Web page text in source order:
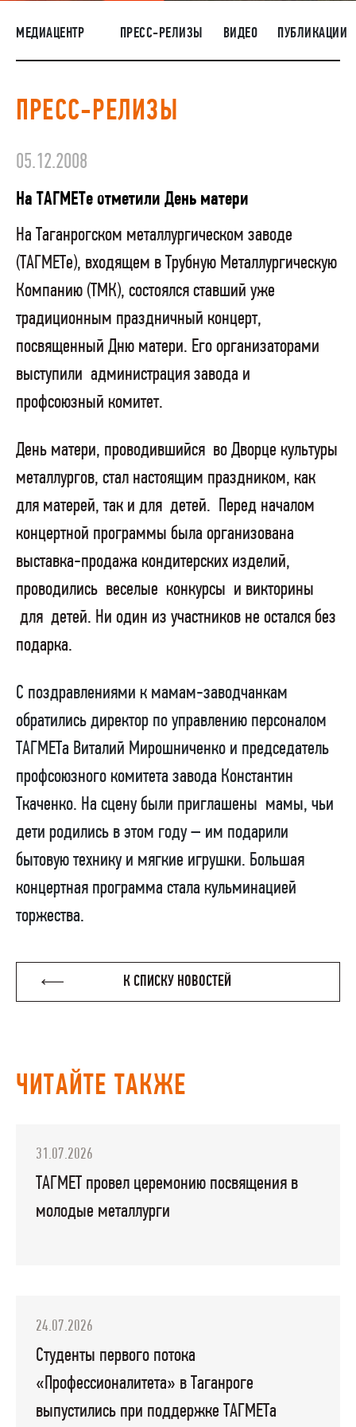
НАШИ ЛЮДИ
ОКРУЖАЮЩАЯ СРЕДА
ЗАКУПКИ
МЕДИАЦЕНТР ПРЕСС-РЕЛИЗЫ ВИДЕО ПУБЛИКАЦИИ
ПРЕСС-РЕЛИЗЫ
05.12.2008
На ТАГМЕТе отметили День матери
На Таганрогском металлургическом заводе
(ТАГМЕТе), входящем в Трубную Металлургическую
Компанию (ТМК), состоялся ставший уже
традиционным праздничный концерт,
посвященный Дню матери. Его организаторами
выступили администрация завода и
профсоюзный комитет.
День матери, проводившийся во Дворце культуры
металлургов, стал настоящим праздником, как
для матерей, так и для детей. Перед началом
концертной программы была организована
выставка-продажа кондитерских изделий,
проводились веселые конкурсы и викторины
для детей. Ни один из участников не остался без
подарка.
С поздравлениями к мамам-заводчанкам
обратились директор по управлению персоналом
ТАГМЕТа Виталий Мирошниченко и председатель
профсоюзного комитета завода Константин
Ткаченко. На сцену были приглашены мамы, чьи
дети родились в этом году – им подарили
бытовую технику и мягкие игрушки. Большая
концертная программа стала кульминацией
торжества.
К СПИСКУ НОВОСТЕЙ
ЧИТАЙТЕ ТАКЖЕ
31.07.2026
ТАГМЕТ провел церемонию посвящения в
молодые металлурги
24.07.2026
Студенты первого потока
«Профессионалитета» в Таганроге
выпустились при поддержке ТАГМЕТа